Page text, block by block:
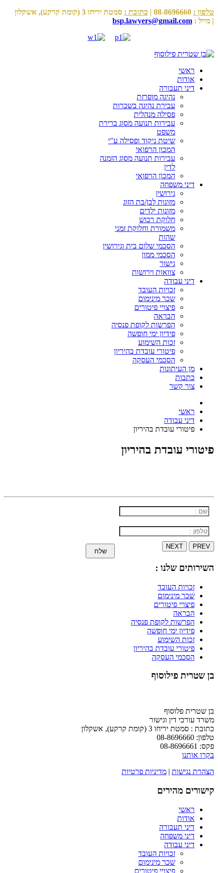
טלפון : כתובת :
סמטת יריחו 3 (קומת קרקע), אשקלון
| מייל : bsp.lawyers@gmail.com
ראשי
אודות
דיני תעבורה
נהיגה מופרזת
עבירת נהיגה בשכרות
פסילה מנהלית
עבירות תנועה מסוג ברירת
משפט
שיטת ניקוד ופסילה ע"י
המכון הרפואי
עבירות תנועה מסוג הזמנה
לדין
המכון הרפואי
דיני משפחה
גירושין
מזונות לבן/בת הזוג
מזונות ילדים
חלוקת רכוש
משמורת וחלוקת זמני
שהות
הסכמי שלום בית וגירושין
הסכמי ממון
גישור
צוואות וירושות
דיני עבודה
זכויות העובד
שכר מינימום
פיצויי פיטורים
הבראה
הפרשות לקופת פנסיה
פידיון ימי חופשה
זכות השימוע
פיטורי עובדת בהיריון
הסכמי העסקה
מן העיתונות
כתבות
צור קשר
ראשי
דיני עבודה
פיטורי עובדת בהיריון
פיטורי עובדת בהיריון
PREV
NEXT
שלח
השירותים שלנו :
זכויות העובד
שכר מינימום
פיצויי פיטורים
הבראה
הפרשות לקופת פנסיה
פידיון ימי חופשה
זכות השימוע
פיטורי עובדת בהיריון
הסכמי העסקה
בן שטרית פילוסוף
בן שטרית פלוסוף
משרד עורכי דין וגישור
כתובת : סמטת יריחו 3 (קומת קרקע), אשקלון
טלפון: 08-8696660
פקס: 08-8696661
בקרו אותנו
הצהרת נגישות | מדיניות פרטיות
קישורים מהירים
ראשי
אודות
דיני תעבורה
דיני משפחה
דיני עבודה
זכויות העובד
שכר מינימום
פיצויי פיטורים